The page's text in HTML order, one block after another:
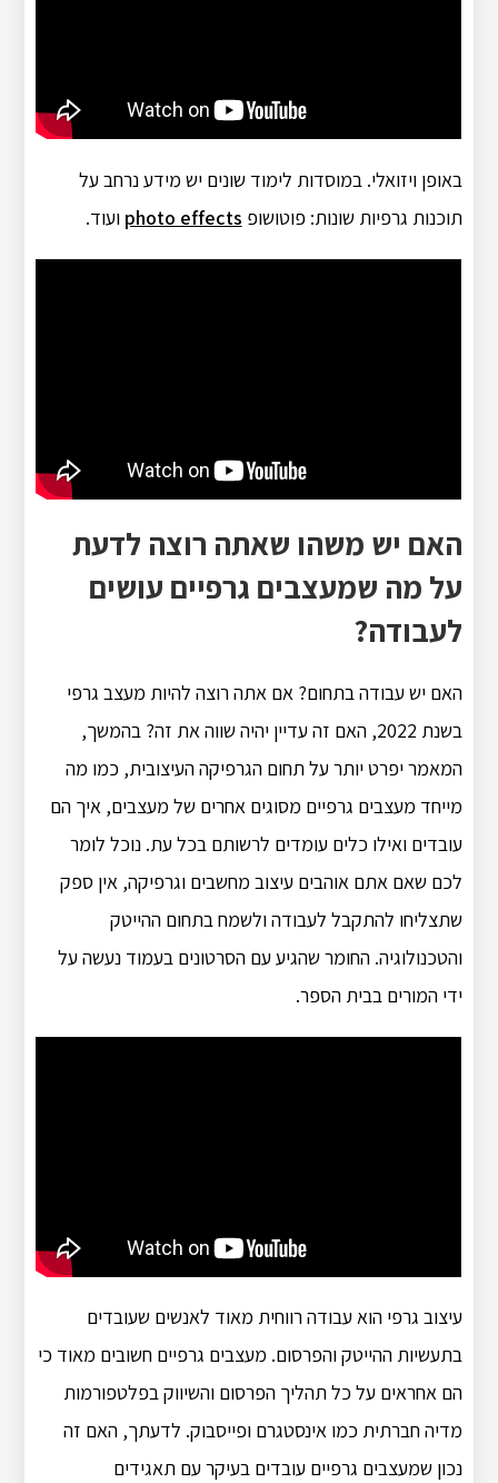
באופן ויזואלי. במוסדות לימוד שונים יש מידע נרחב על
תוכנות גרפיות שונות: פוטושופ photo effects ועוד.
האם יש משהו שאתה רוצה לדעת
על מה שמעצבים גרפיים עושים
לעבודה?
האם יש עבודה בתחום? אם אתה רוצה להיות מעצב גרפי
בשנת 2022, האם זה עדיין יהיה שווה את זה? בהמשך,
המאמר יפרט יותר על תחום הגרפיקה העיצובית, כמו מה
מייחד מעצבים גרפיים מסוגים אחרים של מעצבים, איך הם
עובדים ואילו כלים עומדים לרשותם בכל עת. נוכל לומר
לכם שאם אתם אוהבים עיצוב מחשבים וגרפיקה, אין ספק
שתצליחו להתקבל לעבודה ולשמח בתחום ההייטק
והטכנולוגיה. החומר שהגיע עם הסרטונים בעמוד נעשה על
ידי המורים בבית הספר.
עיצוב גרפי הוא עבודה רווחית מאוד לאנשים שעובדים
בתעשיות ההייטק והפרסום. מעצבים גרפיים חשובים מאוד כי
הם אחראים על כל תהליך הפרסום והשיווק בפלטפורמות
מדיה חברתית כמו אינסטגרם ופייסבוק. לדעתך, האם זה
נכון שמעצבים גרפיים עובדים בעיקר עם תאגידים